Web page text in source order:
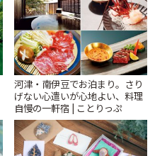
河津・南伊豆でお泊まり。さり
げない心遣いが心地よい、料理
自慢の一軒宿 | ことりっぷ